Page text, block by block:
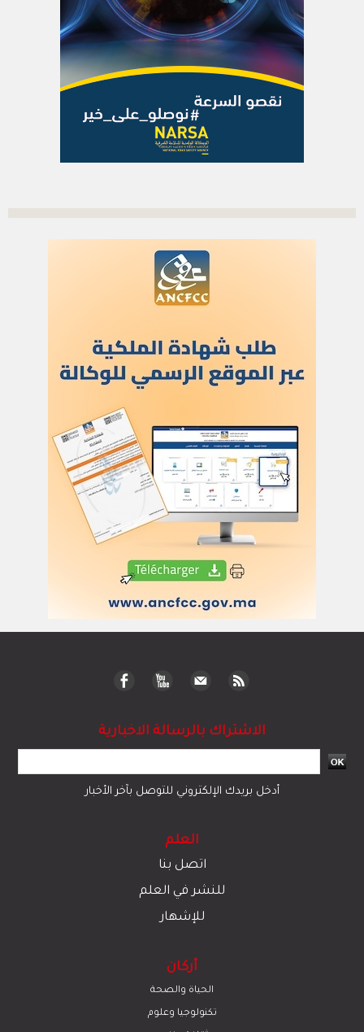
الاشتراك بالرسالة الاخبارية
أدخل بريدك الإلكتروني للتوصل بآخر الأخبار
العلم
اتصل بنا
للنشر في العلم
للإشهار
أركان
الحياة والصحة
تكنولوجيا وعلوم